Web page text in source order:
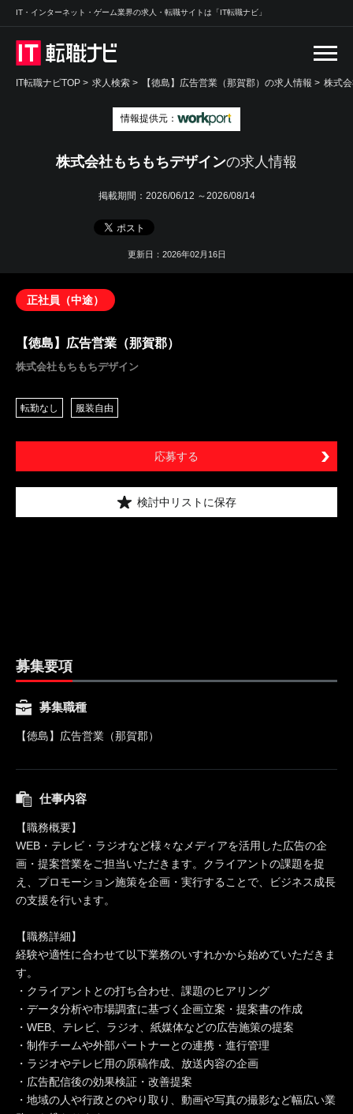
IT・インターネット・ゲーム業界の求人・転職サイトは「IT転職ナビ」
IT転職ナビTOP > 求人検索 > 【徳島】広告営業（那賀郡）の求人情報 > 株式
情報提供元：
株式会社もちもちデザインの求人情報
掲載期間： 2026/06/12 ～2026/08/14
更新日：2026年02月16日
正社員（中途）
【徳島】広告営業（那賀郡）
株式会社もちもちデザイン
転勤なし 服装自由
応募する
検討中リストに保存
募集要項
募集職種
【徳島】広告営業（那賀郡）
仕事内容
【職務概要】
WEB・テレビ・ラジオなど様々なメディアを活用した広告の企
画・提案営業をご担当いただきます。クライアントの課題を捉
え、プロモーション施策を企画・実行することで、ビジネス成長
の支援を行います。
【職務詳細】
経験や適性に合わせて以下業務のいすれかから始めていただきま
す。
・クライアントとの打ち合わせ、課題のヒアリング
・データ分析や市場調査に基づく企画立案・提案書の作成
・WEB、テレビ、ラジオ、紙媒体などの広告施策の提案
・制作チームや外部パートナーとの連携・進行管理
・ラジオやテレビ用の原稿作成、放送内容の企画
・広告配信後の効果検証・改善提案
・地域の人や行政とのやり取り、動画や写真の撮影など幅広い業